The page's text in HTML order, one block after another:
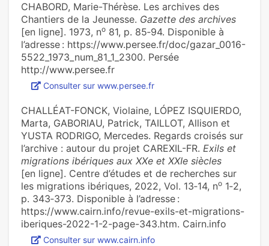
CHABORD, Marie-Thérèse. Les archives des
Chantiers de la Jeunesse. Gazette des archives
[en ligne]. 1973, no 81, p. 85‑94. Disponible à
l’adresse : https://www.persee.fr/doc/gazar_0016-
5522_1973_num_81_1_2300. Persée
http://www.persee.fr
Consulter sur www.persee.fr
CHALLÉAT-FONCK, Violaine, LÓPEZ ISQUIERDO,
Marta, GABORIAU, Patrick, TAILLOT, Allison et
YUSTA RODRIGO, Mercedes. Regards croisés sur
l’archive : autour du projet CAREXIL-FR. Exils et
migrations ibériques aux XXe et XXIe siècles
[en ligne]. Centre d’études et de recherches sur
les migrations ibériques, 2022, Vol. 13‑14, no 1‑2,
p. 343‑373. Disponible à l’adresse :
https://www.cairn.info/revue-exils-et-migrations-
iberiques-2022-1-2-page-343.htm. Cairn.info
Consulter sur www.cairn.info